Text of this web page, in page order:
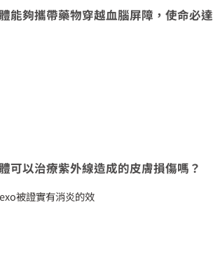
能夠攜帶藥物穿越血腦屏障，使命必達
可以治療紫外線造成的皮膚損傷嗎？
被證實有消炎的效